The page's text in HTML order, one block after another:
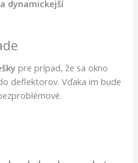
dynamickejší
pre prípad, že sa okno
deflektorov. Vďaka im bude